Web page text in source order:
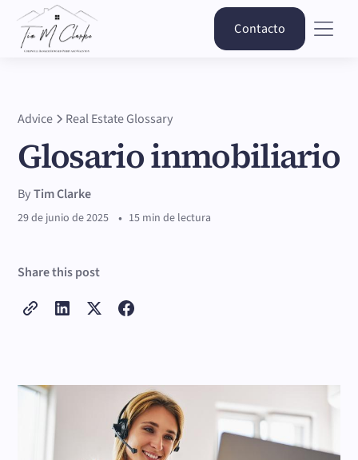
Contacto
Advice Real Estate Glossary
Glosario inmobiliario
ByTim Clarke
29 de junio de 2025 • 15 min de lectura
Share this post